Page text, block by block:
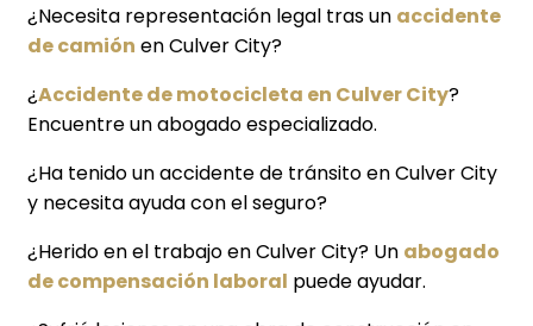
¿Necesita representación legal tras un accidente
de camión en Culver City?
¿Accidente de motocicleta en Culver City?
Encuentre un abogado especializado.
¿Ha tenido un accidente de tránsito en Culver City
y necesita ayuda con el seguro?
¿Herido en el trabajo en Culver City? Un abogado
de compensación laboral puede ayudar.